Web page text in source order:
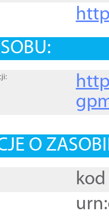
O
kod